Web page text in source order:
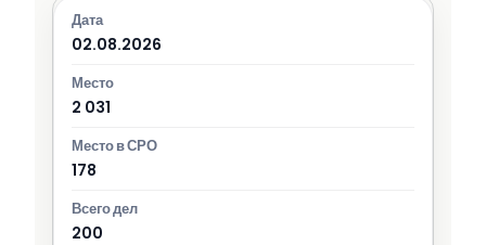
02.08.2026
2 031
178
200